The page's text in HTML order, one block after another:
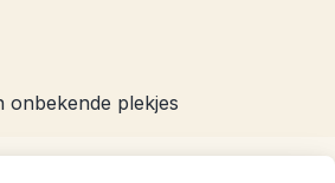
onbekende plekjes